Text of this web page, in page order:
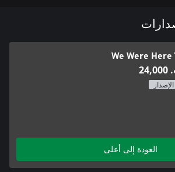
We Were Here
العودة إلى أعلى